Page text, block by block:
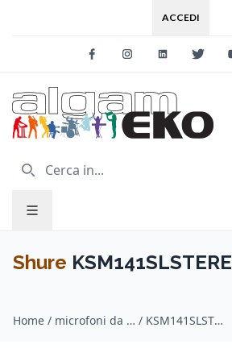
ACCEDI
FacebookInstagramLinkedin
Shure
Home / microfoni da studio / Shure / KSM141SLSTEREO Coppia microfoni condensatore, cardiode, omnidirezionale